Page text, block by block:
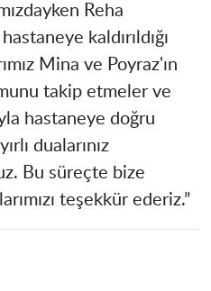
Reha
kaldırıldığı
Mina ve Poyraz'ın
takip etmeler ve
hastaneye doğru
dualarınız
Bu süreçte bize
teşekkür ederiz.”